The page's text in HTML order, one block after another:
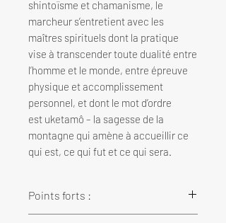
shintoïsme et chamanisme, le
marcheur s’entretient avec les
maîtres spirituels dont la pratique
vise à transcender toute dualité entre
l’homme et le monde, entre épreuve
physique et accomplissement
personnel, et dont le mot d’ordre
est uketamô – la sagesse de la
montagne qui amène à accueillir ce
qui est, ce qui fut et ce qui sera.
Points forts :